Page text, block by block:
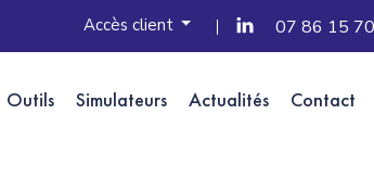
Accès client 07 86 15
Outils Simulateurs Actualités Contact